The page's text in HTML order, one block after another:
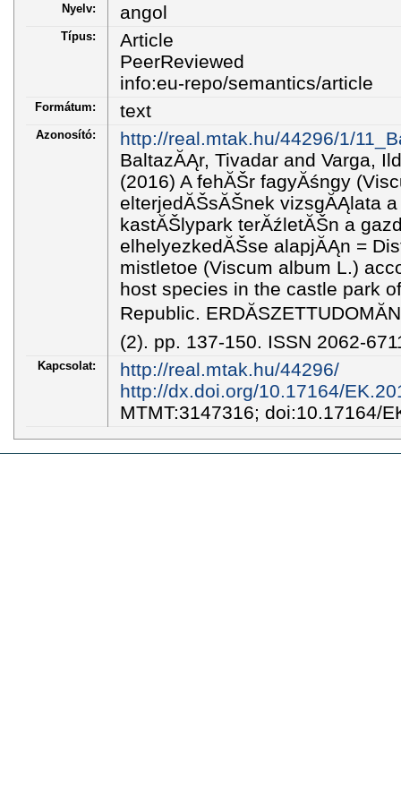
Nyelv: angol
Típus:
Article
PeerReviewed
info:eu-repo/semantics/article
Formátum: text
Azonosító:
http://real.mtak.hu/44296/1/
BaltazĂĄr, Tivadar and Varga,
(2016) A fehĂŠr fagyĂśngy
elterjedĂŠsĂŠnek vizsgĂĄlata
kastĂŠlypark terĂźletĂŠn a
elhelyezkedĂŠse alapjĂĄn =
mistletoe (Viscum album L.)
host species in the castle park
Republic.
(2). pp. 137-150. ISSN 2062-
Kapcsolat:
http://real.mtak.hu/44296/
http://dx.doi.org/10.17164/
MTMT:3147316; doi:10.17164/